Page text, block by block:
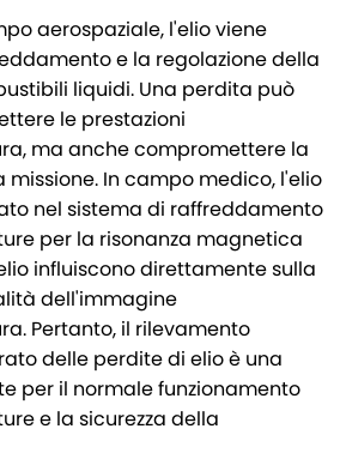
aerospaziale, l'elio viene
e la regolazione della
liquidi. Una perdita può
le prestazioni
ma anche compromettere la
missione. In campo medico, l'elio
nel sistema di raffreddamento
per la risonanza magnetica
influiscono direttamente sulla
dell'immagine
Pertanto, il rilevamento
delle perdite di elio è una
per il normale funzionamento
e la sicurezza della